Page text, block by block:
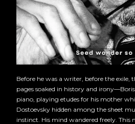
Before he was a writer, before the
pages soaked in history and
piano, playing etudes for his mother
Dostoevsky hidden among the sheet
instinct. His mind wandered freely.